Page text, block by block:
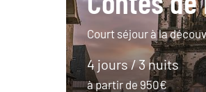
Court séjour à la
4 jours / 3 nuits
à partir de 950€